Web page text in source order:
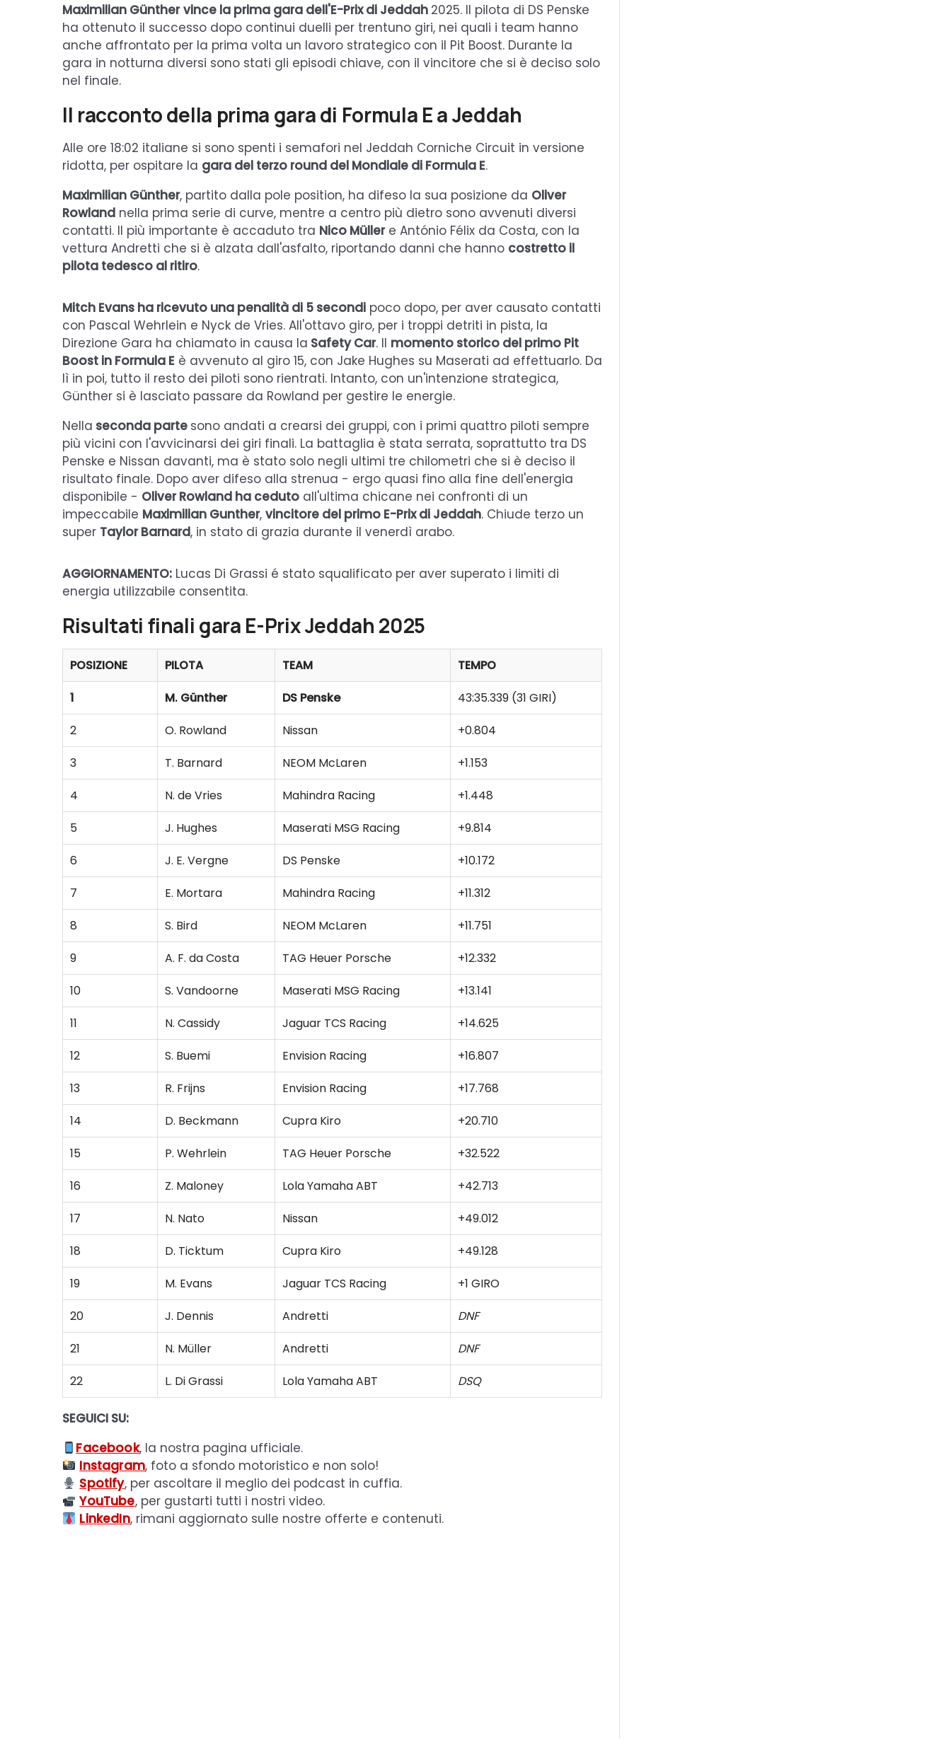
Maximilian Günther vince la prima gara dell'E-Prix di Jeddah 2025. Il pilota di DS Penske
ha ottenuto il successo dopo continui duelli per trentuno giri, nei quali i team hanno
anche affrontato per la prima volta un lavoro strategico con il Pit Boost. Durante la
gara in notturna diversi sono stati gli episodi chiave, con il vincitore che si è deciso solo
nel finale.
Il racconto della prima gara di Formula E a Jeddah
Alle ore 18:02 italiane si sono spenti i semafori nel Jeddah Corniche Circuit in versione
ridotta, per ospitare la gara del terzo round del Mondiale di Formula E.
Maximilian Günther, partito dalla pole position, ha difeso la sua posizione da Oliver
Rowland nella prima serie di curve, mentre a centro più dietro sono avvenuti diversi
contatti. Il più importante è accaduto tra Nico Müllere António Félix da Costa, con la
vettura Andretti che si è alzata dall'asfalto, riportando danni che hanno costretto il
pilota tedesco al ritiro.
Mitch Evans ha ricevuto una penalità di 5 secondi poco dopo, per aver causato contatti
con Pascal Wehrlein e Nyck de Vries. All'ottavo giro, per i troppi detriti in pista, la
Direzione Gara ha chiamato in causa la Safety Car. Il momento storico del primo Pit
Boost in Formula E è avvenuto al giro 15, con Jake Hughes su Maserati ad effettuarlo. Da
lì in poi, tutto il resto dei piloti sono rientrati. Intanto, con un'intenzione strategica,
Günther si è lasciato passare da Rowland per gestire le energie.
Nella seconda parte sono andati a crearsi dei gruppi, con i primi quattro piloti sempre
più vicini con l'avvicinarsi dei giri finali. La battaglia è stata serrata, soprattutto tra DS
Penske e Nissan davanti, ma è stato solo negli ultimi tre chilometri che si è deciso il
risultato finale. Dopo aver difeso alla strenua - ergo quasi fino alla fine dell'energia
disponibile - Oliver Rowland ha ceduto all'ultima chicane nei confronti di un
impeccabile Maximilian Gunther, vincitore del primo E-Prix di Jeddah. Chiude terzo un
super Taylor Barnard, in stato di grazia durante il venerdì arabo.
AGGIORNAMENTO: Lucas Di Grassi é stato squalificato per aver superato i limiti di
energia utilizzabile consentita.
Risultati finali gara E-Prix Jeddah 2025
POSIZIONE PILOTA TEAM
TEMPO
1
M. Günther DS Penske
43:35.339 (31 GIRI)
2
O. Rowland Nissan
+0.804
3
T. Barnard NEOM McLaren
+1.153
4
N. de Vries Mahindra Racing
+1.448
5
J. Hughes Maserati MSG Racing
+9.814
6
J. E. Vergne DS Penske
+10.172
7
E. Mortara Mahindra Racing
+11.312
8
S. Bird NEOM McLaren
+11.751
9
A. F. da Costa TAG Heuer Porsche
+12.332
10
S. Vandoorne Maserati MSG Racing
+13.141
11
N. Cassidy Jaguar TCS Racing
+14.625
12
S. Buemi Envision Racing
+16.807
13
R. Frijns Envision Racing
+17.768
14
D. Beckmann Cupra Kiro
+20.710
15
P. Wehrlein TAG Heuer Porsche
+32.522
16
Z. Maloney Lola Yamaha ABT
+42.713
17
N. Nato Nissan
+49.012
18
D. Ticktum Cupra Kiro
+49.128
19
M. Evans Jaguar TCS Racing
+1 GIRO
20
J. Dennis Andretti
DNF
21
N. Müller Andretti
DNF
22
L. Di Grassi Lola Yamaha ABT DSQ
SEGUICI SU:
Facebook, la nostra pagina ufficiale.
Instagram, foto a sfondo motoristico e non solo!
Spotify, per ascoltare il meglio dei podcast in cuffia.
YouTube, per gustarti tutti i nostri video.
LinkedIn, rimani aggiornato sulle nostre offerte e contenuti.